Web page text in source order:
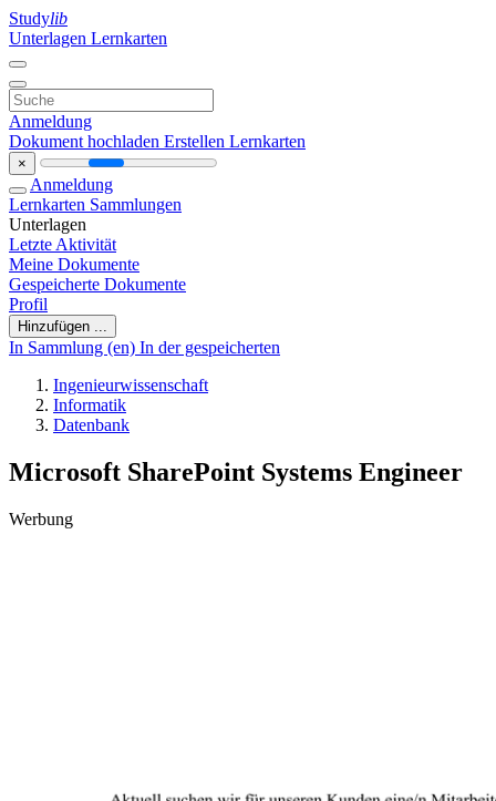
Studylib
Unterlagen Lernkarten
Anmeldung
Dokument hochladen Erstellen Lernkarten
×
Anmeldung
Lernkarten Sammlungen
Unterlagen
Letzte Aktivität
Meine Dokumente
Gespeicherte Dokumente
Profil
Hinzufügen ...
In Sammlung (en) In der gespeicherten
Ingenieurwissenschaft
Informatik
Datenbank
Microsoft SharePoint Systems Engineer
Werbung